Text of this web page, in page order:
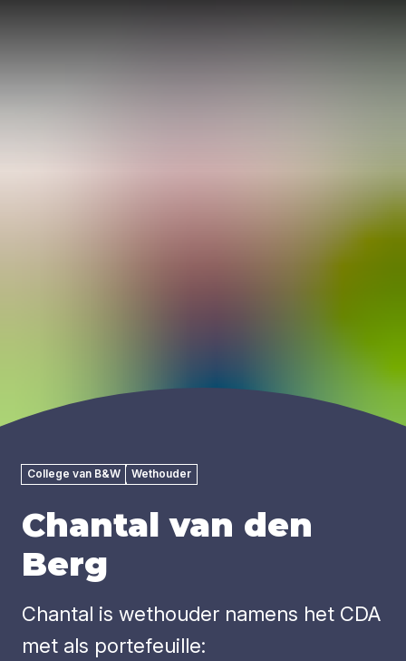
College van B&W Wethouder
Chantal van den
Berg
Chantal is wethouder namens het CDA
met als portefeuille: